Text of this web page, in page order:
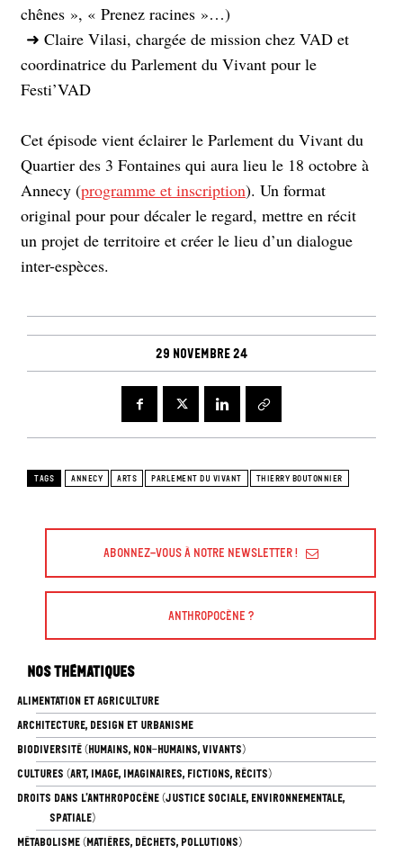
chênes », « Prenez racines »…)
➜ Claire Vilasi, chargée de mission chez VAD et
coordinatrice du Parlement du Vivant pour le
Festi’VAD
Cet épisode vient éclairer le Parlement du Vivant du
Quartier des 3 Fontaines qui aura lieu le 18 octobre à
Annecy (programme et inscription). Un format
original pour pour décaler le regard, mettre en récit
un projet de territoire et créer le lieu d’un dialogue
inter-espèces.
29 novembre 24
TAGS ANNECY ARTS PARLEMENT DU VIVANT THIERRY BOUTONNIER
Abonnez-vous à Notre Newsletter !
Anthropocène ?
Nos thématiques
ALIMENTATION ET AGRICULTURE
ARCHITECTURE, DESIGN ET URBANISME
BIODIVERSITÉ (HUMAINS, NON-HUMAINS, VIVANTS)
CULTURES (ART, IMAGE, IMAGINAIRES, FICTIONS, RÉCITS)
DROITS DANS L’ANTHROPOCÈNE (JUSTICE SOCIALE, ENVIRONNEMENTALE,
SPATIALE)
MÉTABOLISME (MATIÈRES, DÉCHETS, POLLUTIONS)